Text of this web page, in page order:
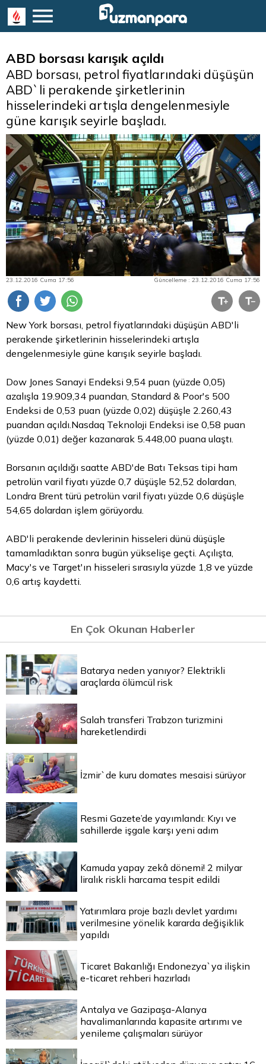
ABD borsası karışık açıldı
ABD borsası, petrol fiyatlarındaki düşüşün
ABD`li perakende şirketlerinin
hisselerindeki artışla dengelenmesiyle
güne karışık seyirle başladı.
23.12.2016 Cuma 17:56 Güncelleme : 23.12.2016 Cuma 17:56
New York borsası, petrol fiyatlarındaki düşüşün ABD'li
perakende şirketlerinin hisselerindeki artışla
dengelenmesiyle güne karışık seyirle başladı.
Dow Jones Sanayi Endeksi 9,54 puan (yüzde 0,05)
azalışla 19.909,34 puandan, Standard & Poor's 500
Endeksi de 0,53 puan (yüzde 0,02) düşüşle 2.260,43
puandan açıldı.Nasdaq Teknoloji Endeksi ise 0,58 puan
(yüzde 0,01) değer kazanarak 5.448,00 puana ulaştı.
Borsanın açıldığı saatte ABD'de Batı Teksas tipi ham
petrolün varil fiyatı yüzde 0,7 düşüşle 52,52 dolardan,
Londra Brent türü petrolün varil fiyatı yüzde 0,6 düşüşle
54,65 dolardan işlem görüyordu.
ABD'li perakende devlerinin hisseleri dünü düşüşle
tamamladıktan sonra bugün yükselişe geçti. Açılışta,
Macy's ve Target'ın hisseleri sırasıyla yüzde 1,8 ve yüzde
0,6 artış kaydetti.
En Çok Okunan Haberler
Batarya neden yanıyor? Elektrikli
araçlarda ölümcül risk
Salah transferi Trabzon turizmini
hareketlendirdi
İzmir`de kuru domates mesaisi sürüyor
Resmi Gazete’de yayımlandı: Kıyı ve
sahillerde işgale karşı yeni adım
Kamuda yapay zekâ dönemi! 2 milyar
liralık riskli harcama tespit edildi
Yatırımlara proje bazlı devlet yardımı
verilmesine yönelik kararda değişiklik
yapıldı
Ticaret Bakanlığı Endonezya`ya ilişkin
e-ticaret rehberi hazırladı
Antalya ve Gazipaşa-Alanya
havalimanlarında kapasite artırımı ve
yenileme çalışmaları sürüyor